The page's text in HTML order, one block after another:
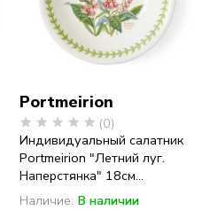
Portmeirion
(0)
Индивидуальный салатник
Portmeirion "Летний луг.
Наперстянка" 18см...
Наличие: В наличии